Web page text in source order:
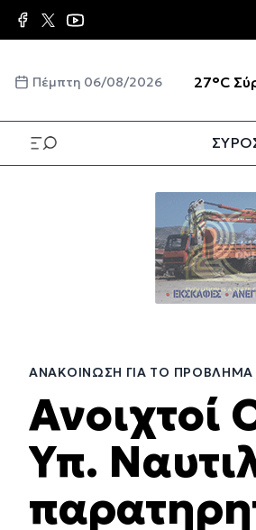
Παράκαμψη
προς
κυρίωςΠέμπτη 06/08/2026 27°C
ΑΝΑΚΟΊΝΩΣΗ ΓΙΑ ΤΟ
Ανοιχτοί
Υπ.